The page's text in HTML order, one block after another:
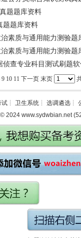
题题库资料
题题库资料
素质与通用能力测验题
素质与通用能力测验题
侦查专业科目测试刷题
9 10 11 下一页 末页
试 ┊ 卫生系统 ┊ 选调遴选 ┊
© 2024 www.sydwbian.net